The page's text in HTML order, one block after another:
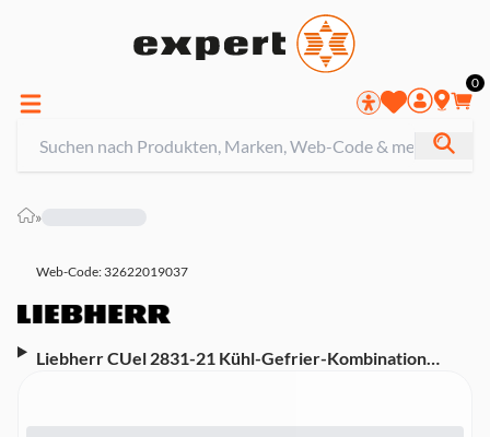
0
»
Web-Code: 32622019037
Liebherr CUel 2831-21 Kühl-Gefrier-Kombination